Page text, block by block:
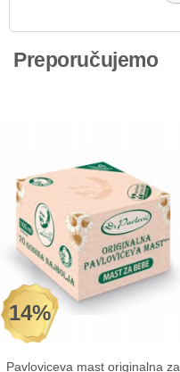
Preporučujemo
14%
Pavloviceva mast originalna za